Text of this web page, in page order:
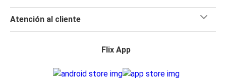
Atención al cliente
Flix App